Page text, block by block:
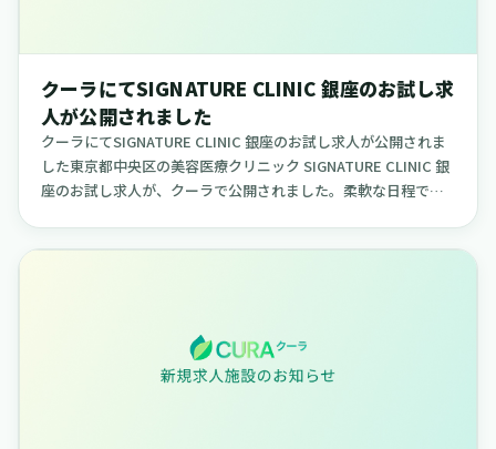
クーラにてSIGNATURE CLINIC 銀座のお試し求
人が公開されました
クーラにてSIGNATURE CLINIC 銀座のお試し求人が公開されま
した東京都中央区の美容医療クリニック SIGNATURE CLINIC 銀
座のお試し求人が、クーラで公開されました。柔軟な日程で勤